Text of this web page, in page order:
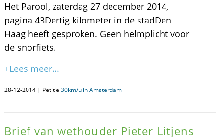
Het Parool, zaterdag 27 december 2014,
pagina 43Dertig kilometer in de stadDen
Haag heeft gesproken. Geen helmplicht voor
de snorfiets.
+Lees meer...
28-12-2014 | Petitie 30km/u in Amsterdam
Brief van wethouder Pieter Litjens